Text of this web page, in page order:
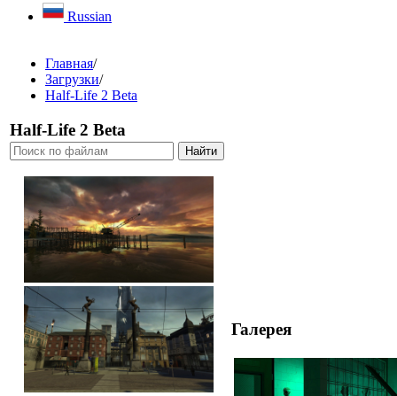
Russian
Главная/
Загрузки/
Half-Life 2 Beta
Half-Life 2 Beta
Галерея